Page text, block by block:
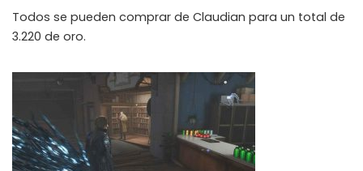
Todos se pueden comprar de Claudian para un total de
3.220 de oro.